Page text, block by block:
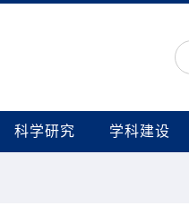
科学研究 学科建设